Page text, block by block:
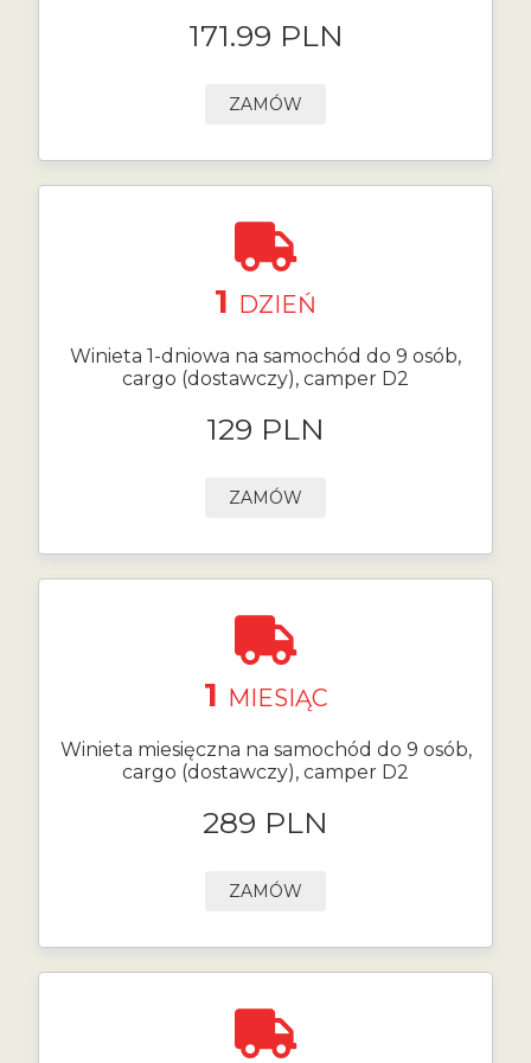
171.99 PLN
ZAMÓW
1 DZIEŃ
Winieta 1-dniowa na samochód do 9 osób,
cargo (dostawczy), camper D2
129 PLN
ZAMÓW
1 MIESIĄC
Winieta miesięczna na samochód do 9 osób,
cargo (dostawczy), camper D2
289 PLN
ZAMÓW